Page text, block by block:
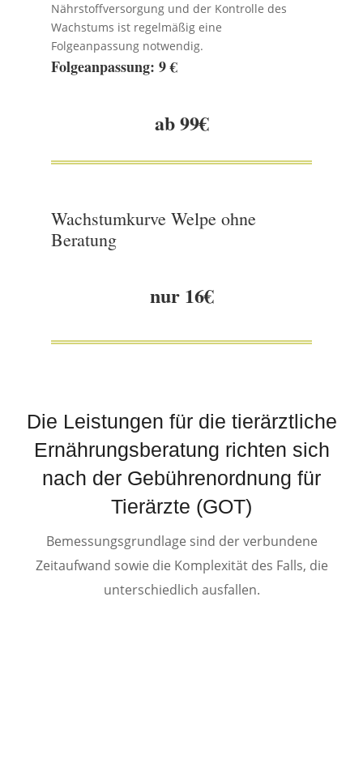
Nährstoffversorgung und der Kontrolle des
Wachstums ist regelmäßig eine
Folgeanpassung notwendig.
Folgeanpassung: 9 €
ab 99€
Wachstumkurve Welpe ohne
Beratung
nur 16€
Die Leistungen für die tierärztliche
Ernährungsberatung richten sich
nach der Gebührenordnung für
Tierärzte (GOT)
Bemessungsgrundlage sind der verbundene
Zeitaufwand sowie die Komplexität des Falls, die
unterschiedlich ausfallen.